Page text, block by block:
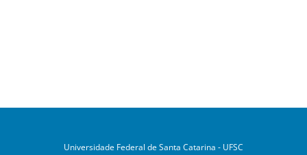
Universidade Federal de Santa Catarina - UFSC